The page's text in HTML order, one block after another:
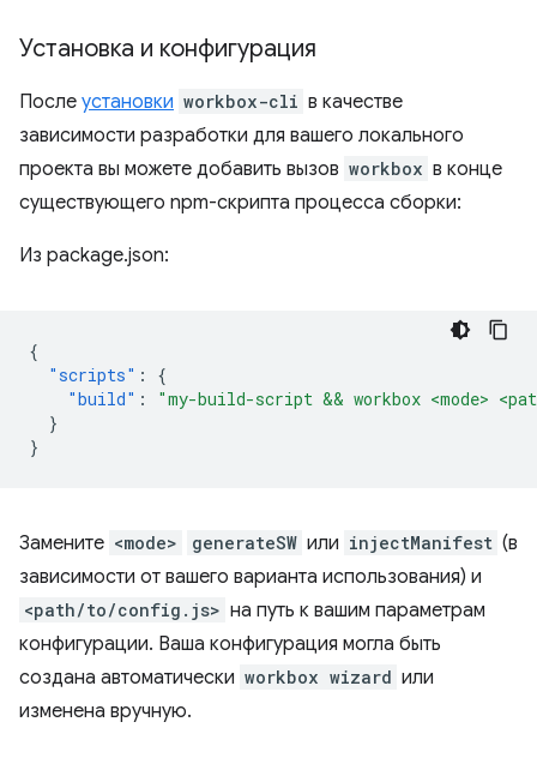
Установка и конфигурация
После установки workbox-cli в качестве
зависимости разработки для вашего локального
проекта вы можете добавить вызов workbox в конце
существующего npm-скрипта процесса сборки:
Из package.json:
{
"scripts" :
{
"build" :
"my-build-script && workbox <mode>
}
}
Замените <mode> generateSW или injectManifest (в
зависимости от вашего варианта использования) и
<path/to/config.js> на путь к вашим параметрам
конфигурации. Ваша конфигурация могла быть
создана автоматически workbox wizard или
изменена вручную.